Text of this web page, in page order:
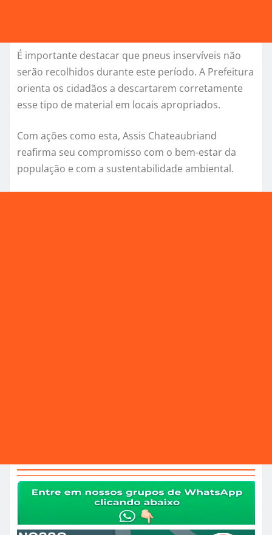
É importante destacar que pneus inservíveis não
serão recolhidos durante este período. A Prefeitura
orienta os cidadãos a descartarem corretamente
esse tipo de material em locais apropriados.
Com ações como esta, Assis Chateaubriand
reafirma seu compromisso com o bem-estar da
população e com a sustentabilidade ambiental.